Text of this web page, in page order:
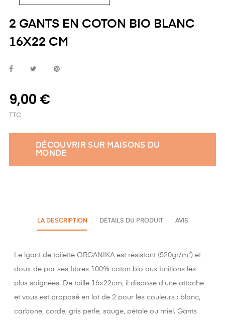
2 GANTS EN COTON BIO BLANC
16X22 CM
9,00 €
TTC
DÉCOUVRIR SUR MAISONS DU
MONDE
LA DESCRIPTION DÉTAILS DU PRODUIT AVIS
Le lgant de toilette ORGANIKA est résistant (520gr/m²) et
doux de par ses fibres 100% coton bio aux finitions les
plus soignées. De taille 16x22cm, il dispose d'une attache
et vous est proposé en lot de 2 pour les couleurs : blanc,
carbone, corde, gris perle, sauge, pétale ou miel. Gants